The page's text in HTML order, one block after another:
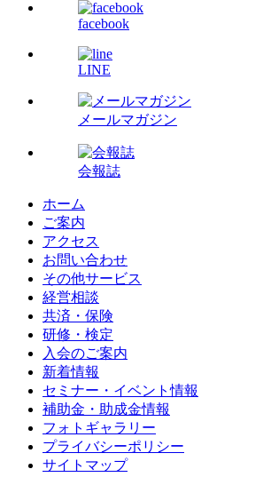
facebook
LINE
メールマガジン
会報誌
ホーム
ご案内
アクセス
お問い合わせ
その他サービス
経営相談
共済・保険
研修・検定
入会のご案内
新着情報
セミナー・イベント情報
補助金・助成金情報
フォトギャラリー
プライバシーポリシー
サイトマップ